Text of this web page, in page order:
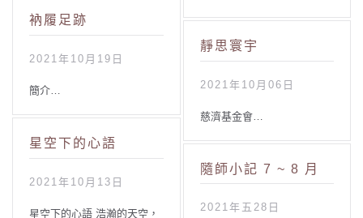
衲履足跡
2021年10月19日
簡介…
星空下的心語
2021年10月13日
星空下的心語 浩瀚的天空，
靜思寰宇
2021年10月06日
慈濟基金會…
隨師小記 7 ~ 8 月
2021年五28日